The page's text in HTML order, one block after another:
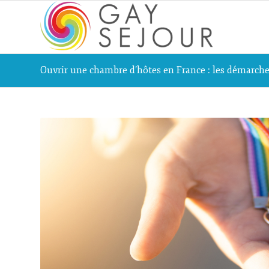
Ouvrir une chambre d’hôtes en France : les